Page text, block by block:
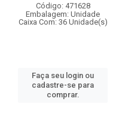
Código: 471628
Embalagem: Unidade
Caixa Com: 36 Unidade(s)
Faça seu login ou
cadastre-se para
comprar.